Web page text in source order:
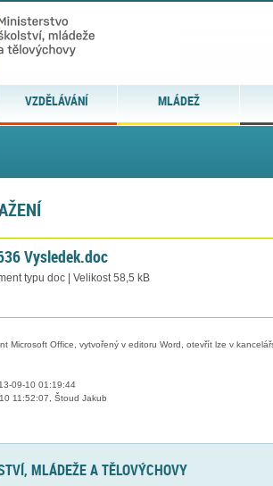
VZDĚLÁVÁNÍ MLÁDEŽ
Vysledek.doc
typu doc | Velikost 58,5 kB
Microsoft Office, vytvořený v editoru Word, otevřít lze v
09-10 01:19:44
11:52:07, Štoud Jakub
MLÁDEŽE A TĚLOVÝCHOVY